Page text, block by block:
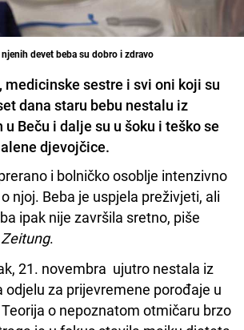
devet beba su dobro i zdravo
sestre i svi oni koji su
dana staru bebu nestalu iz
Beču i dalje su u šoku i teško se
djevojčice.
i bolničko osoblje intenzivno
njoj. Beba je uspjela preživjeti, ali
ipak nije završila sretno, piše
.
21. novembra ujutro nestala iz
odjelu za prijevremene porođaje u
o nepoznatom otmičaru brzo